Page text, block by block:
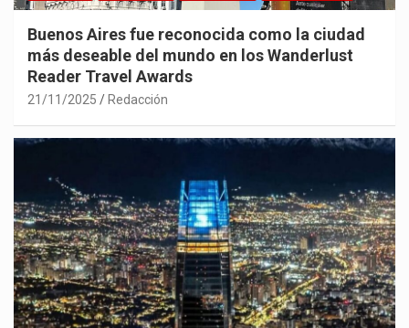
Buenos Aires fue reconocida como la ciudad
más deseable del mundo en los Wanderlust
Reader Travel Awards
21/11/2025 Redacción